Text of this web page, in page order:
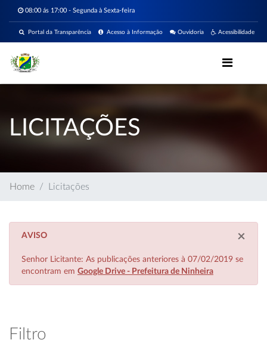
08:00 ás 17:00 - Segunda à Sexta-feira
Acessibilidade
Ouvidoria
Acesso à Informação
Portal da Transparência
LICITAÇÕES
Home Licitações
×
AVISO
Senhor Licitante: As publicações anteriores à 07/02/2019 se
encontram em Google Drive - Prefeitura de Ninheira
Filtro